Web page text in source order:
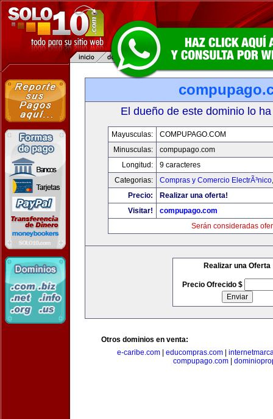
El dueño de este dominio lo
Mayusculas:
COMPUPAGO.COM
Minusculas:
compupago.com
Longitud:
9 caracteres
Categorias:
Compras y Comercio ElectrÃ³nico
Precio:
Realizar una oferta!
Visitar!
compupago.com
Serán consideradas
Realizar una Oferta
Precio Ofrecido $
Otros dominios en venta:
e-caribe.com| educompras.com|
compupago.com|